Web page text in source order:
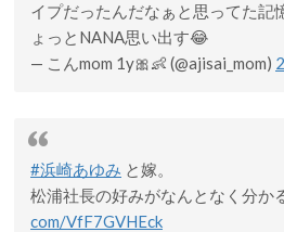
イプだったんだなぁと思ってた記
ょっとNANA思い出す😂
— こんmom 1y🎀👶 (@ajisai_mom)
#浜崎あゆみ と嫁。
松浦社長の好みがなんとなく分か
com/VfF7GVHEck